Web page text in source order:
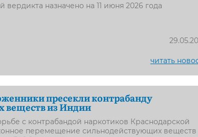
назначено на 11 июня 2026 года
читать
пресекли контрабанду
веществ из Индии
с контрабандой наркотиков Краснодарской
перемещение сильнодействующих веществ